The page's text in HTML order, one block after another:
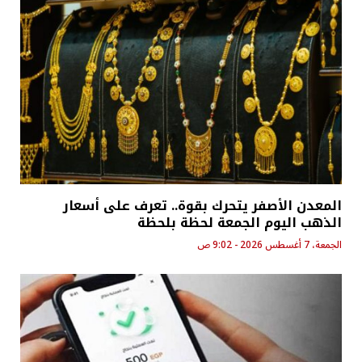
المعدن الأصفر يتحرك بقوة.. تعرف على أسعار
الذهب اليوم الجمعة لحظة بلحظة
الجمعة، 7 أغسطس 2026 - 9:02 ص